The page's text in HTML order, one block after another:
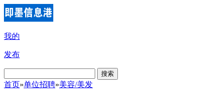
我的
发布
搜索
首页»单位招聘»美容/美发